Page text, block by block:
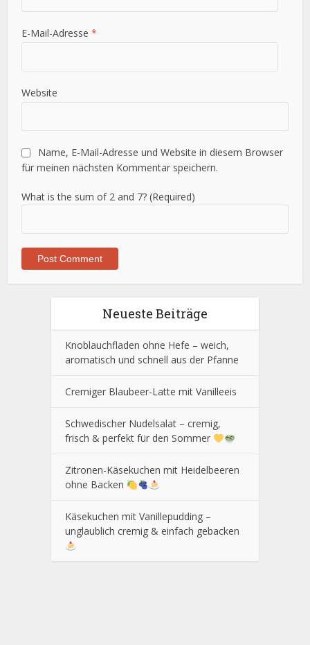
E-Mail-Adresse*
Website
Name, E-Mail-Adresse und Website in diesem Browser
für meinen nächsten Kommentar speichern.
What is the sum of 2 and 7? (Required)
Neueste Beiträge
Knoblauchfladen ohne Hefe – weich,
aromatisch und schnell aus der Pfanne
Cremiger Blaubeer-Latte mit Vanilleeis
Schwedischer Nudelsalat – cremig,
frisch & perfekt für den Sommer
Zitronen-Käsekuchen mit Heidelbeeren
ohne Backen
Käsekuchen mit Vanillepudding –
unglaublich cremig & einfach gebacken